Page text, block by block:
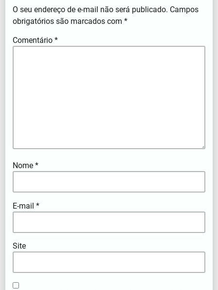
O seu endereço de e-mail não será publicado. Campos
obrigatórios são marcados com*
Comentário*
Nome*
E-mail*
Site